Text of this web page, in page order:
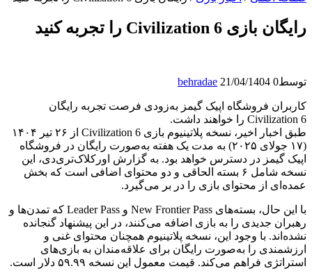
رایگان بازی Civilization 6 را تجربه کنید
توسط behradae 21/04/1404 0
کاربران فروشگاه اپیک گیمز به‌زودی فرصت تجربه رایگان
Civilization 6 را خواهند داشت.
طبق اخبار اخیر، نسخه پلاتینیوم بازی Civilization 6 از ۲۶ تیر ۱۴۰۴
(۱۷ جولای ۲۰۲۵) به مدت یک هفته به‌صورت رایگان در فروشگاه
اپیک گیمز در دسترس خواهد بود. به گزارش اورکلاک‌تری‌دی، این
نسخه شامل ۶ بسته الحاقی و دو محتوای اضافی است که بخش
عمده‌ای از محتوای بازی را در بر می‌گیرد.
با این حال، بسته‌های New Frontier Pass و Leader Pass که تمدن‌ها و
رهبران جدیدی را به بازی اضافه می‌کنند، در این پیشنهاد گنجانده
نشده‌اند. با وجود این، نسخه پلاتینیوم همچنان محتوای غنی و
ارزشمندی را به‌صورت رایگان برای علاقه‌مندان به بازی‌های
استراتژی فراهم می‌کند. قیمت معمول این نسخه ۵۹.۹۹ دلار است.